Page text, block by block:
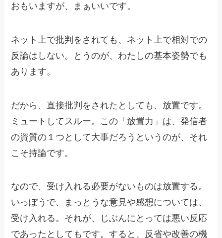
おもいますが、まぁいいです。
ネット上で批判をされても、ネット上で相対での
反論はしない。とうのが、わたしの基本姿勢でも
あります。
だから、直接批判をされたとしても、放置です。
ミュートしてスルー。この「放置力」は、発信者
の資質の１つとして大事だろうというのが、それ
こそ持論です。
なので、受け入れる必要がないものは放置する。
いっぽうで、まっとうな意見や感想については、
受け入れる。それが、じぶんにとっては悪い反応
であったとしてもです。すると、反省や改善の機